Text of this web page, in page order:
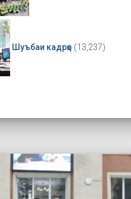
Шуъбаи кадрҳо (13,237)